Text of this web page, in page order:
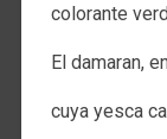
colorante
El damaran,
cuya yesca